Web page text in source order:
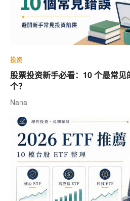
投资
股票投资新手必看：10 个最常
个？
Nana